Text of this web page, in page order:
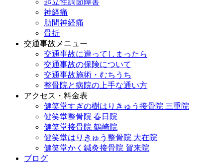
起立性調節障害
神経痛
肋間神経痛
骨折
交通事故メニュー
交通事故に遭ってしまったら
交通事故の保険について
交通事故施術・むちうち
整骨院と病院の上手な通い方
アクセス・料金表
健笑堂すぎの樹はりきゅう接骨院 三重院
健笑堂整骨院 春日院
健笑堂接骨院 鶴崎院
健笑堂はりきゅう整骨院 大在院
健笑堂かく鍼灸接骨院 賀来院
ブログ